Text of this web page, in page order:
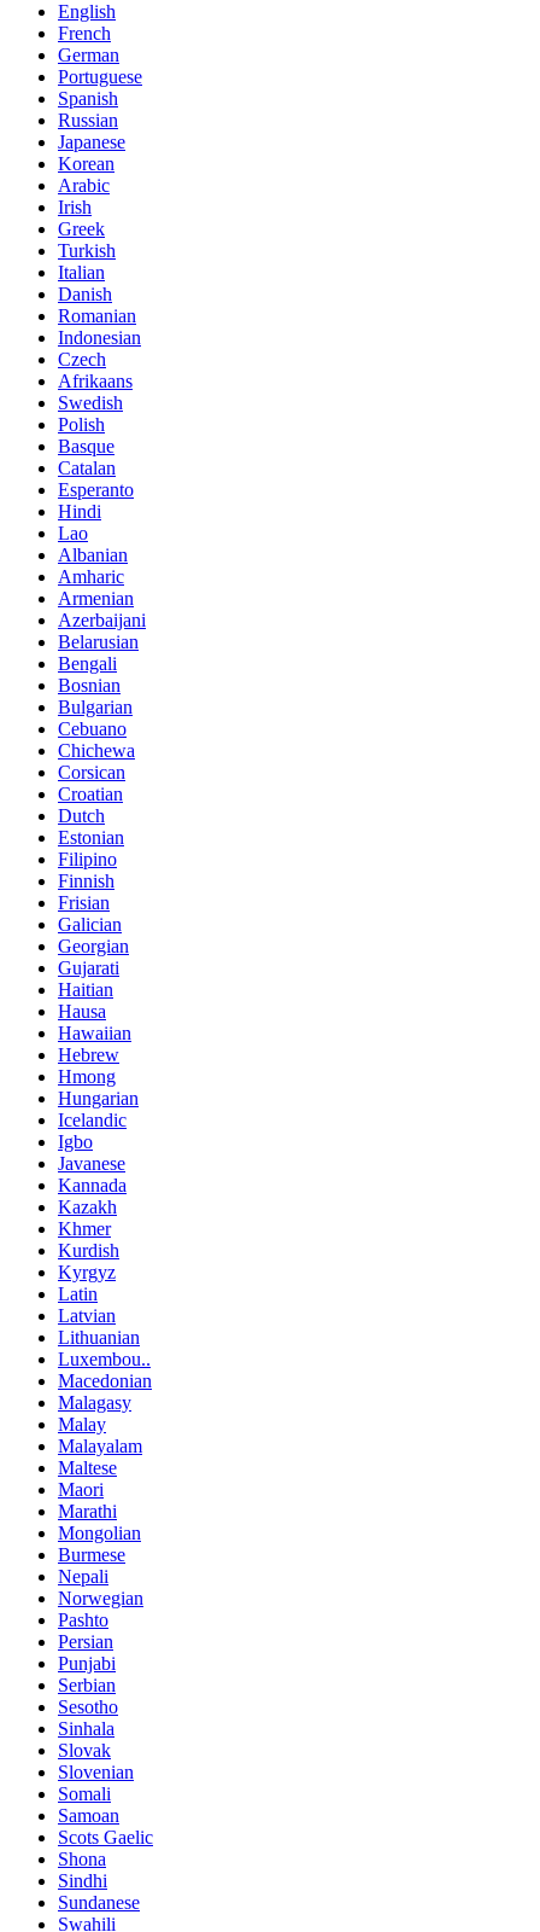
English
French
German
Portuguese
Spanish
Russian
Japanese
Korean
Arabic
Irish
Greek
Turkish
Italian
Danish
Romanian
Indonesian
Czech
Afrikaans
Swedish
Polish
Basque
Catalan
Esperanto
Hindi
Lao
Albanian
Amharic
Armenian
Azerbaijani
Belarusian
Bengali
Bosnian
Bulgarian
Cebuano
Chichewa
Corsican
Croatian
Dutch
Estonian
Filipino
Finnish
Frisian
Galician
Georgian
Gujarati
Haitian
Hausa
Hawaiian
Hebrew
Hmong
Hungarian
Icelandic
Igbo
Javanese
Kannada
Kazakh
Khmer
Kurdish
Kyrgyz
Latin
Latvian
Lithuanian
Luxembou..
Macedonian
Malagasy
Malay
Malayalam
Maltese
Maori
Marathi
Mongolian
Burmese
Nepali
Norwegian
Pashto
Persian
Punjabi
Serbian
Sesotho
Sinhala
Slovak
Slovenian
Somali
Samoan
Scots Gaelic
Shona
Sindhi
Sundanese
Swahili